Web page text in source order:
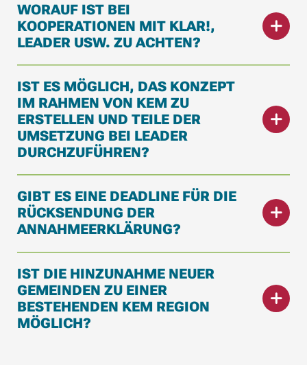
WORAUF IST BEI
KOOPERATIONEN MIT KLAR!,
LEADER USW. ZU ACHTEN?
IST ES MÖGLICH, DAS KONZEPT
IM RAHMEN VON KEM ZU
ERSTELLEN UND TEILE DER
UMSETZUNG BEI LEADER
DURCHZUFÜHREN?
GIBT ES EINE DEADLINE FÜR DIE
RÜCKSENDUNG DER
ANNAHMEERKLÄRUNG?
IST DIE HINZUNAHME NEUER
GEMEINDEN ZU EINER
BESTEHENDEN KEM REGION
MÖGLICH?